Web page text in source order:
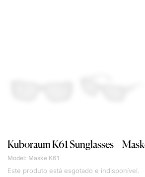
Kuboraum K61 Sunglasses –
Model: Maske K61
Este produto está esgotado e indisponível.